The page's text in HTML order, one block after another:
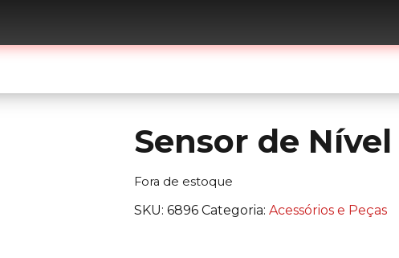
Sensor de Nível
Fora de estoque
SKU: 6896 Categoria: Acessórios e Peças